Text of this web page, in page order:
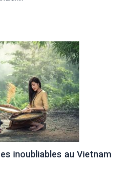
inoubliables au Vietnam